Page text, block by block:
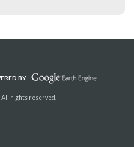
BY
rights reserved.